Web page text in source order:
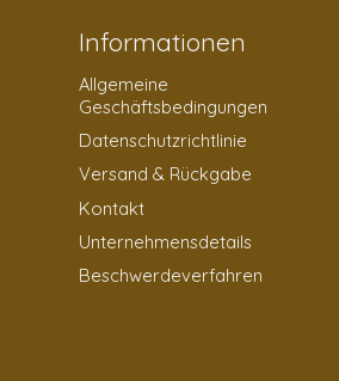
Informationen
Allgemeine
Geschäftsbedingungen
Datenschutzrichtlinie
Versand & Rückgabe
Kontakt
Unternehmensdetails
Beschwerdeverfahren